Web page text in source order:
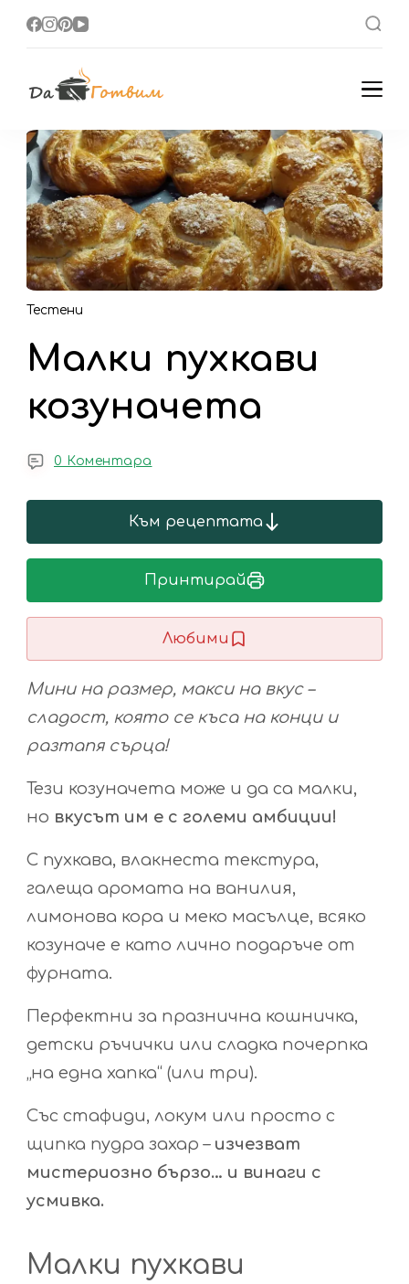
Рецепти
Тестени
Малки пухкави
козуначета
0 Коментара
Към рецептата
Принтирай
Любими
Мини на размер, макси на вкус –
сладост, която се къса на конци и
разтапя сърца!
Тези козуначета може и да са малки,
но вкусът им е с големи амбиции!
С пухкава, влакнеста текстура,
галеща аромата на ванилия,
лимонова кора и меко масълце, всяко
козуначе е като лично подаръче от
фурната.
Перфектни за празнична кошничка,
детски ръчички или сладка почерпка
„на една хапка“ (или три).
Със стафиди, локум или просто с
щипка пудра захар – изчезват
мистериозно бързо… и винаги с
усмивка.
Малки пухкави